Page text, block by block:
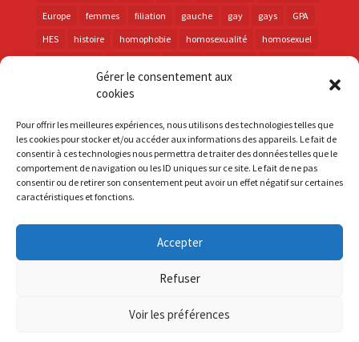
Gérer le consentement aux
cookies
Pour offrir les meilleures expériences, nous utilisons des technologies telles que
les cookies pour stocker et/ou accéder aux informations des appareils. Le fait de
consentir à ces technologies nous permettra de traiter des données telles que le
comportement de navigation ou les ID uniques sur ce site. Le fait de ne pas
consentir ou de retirer son consentement peut avoir un effet négatif sur certaines
caractéristiques et fonctions.
Accepter
Refuser
Voir les préférences
Europe
femmes filiation gauche gay gays
GPA
HES
histoire homophobie homosexualité
homosexuel
personnes trans
PMA police propositions
prévention
santé
sida trans transphobie UE
Union européenne
vih
violences visibilité élections